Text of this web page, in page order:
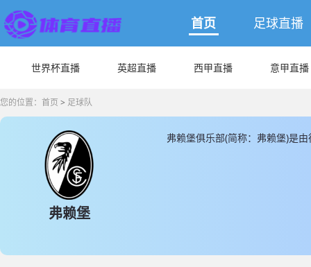
首页 足球直播
世界杯直播 英超直播 西甲直播 意甲直播
您的位置： 首页 > 足球队
弗赖堡
弗赖堡俱乐部(简称：弗赖堡)是